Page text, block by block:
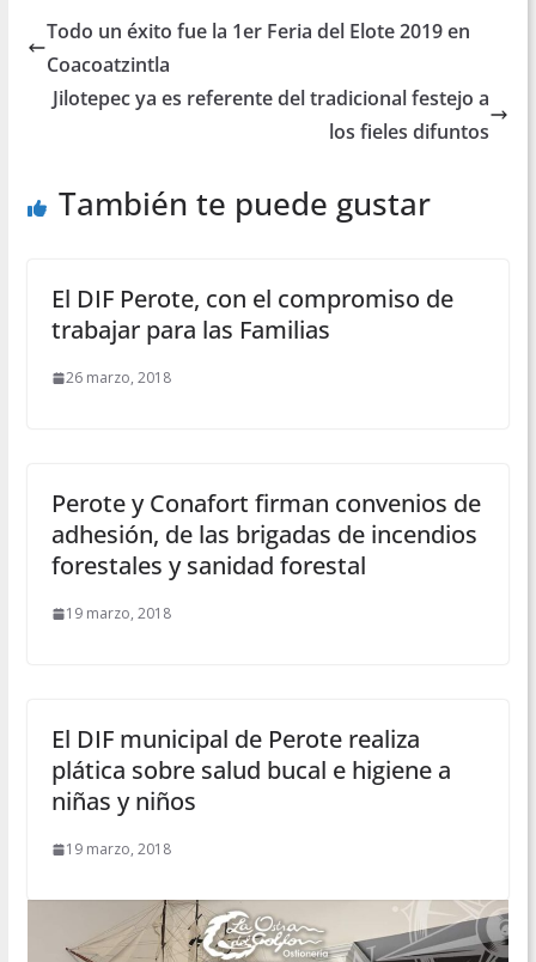
Todo un éxito fue la 1er Feria del Elote 2019 en
Coacoatzintla
Jilotepec ya es referente del tradicional festejo a
los fieles difuntos
También te puede gustar
El DIF Perote, con el compromiso de
trabajar para las Familias
26 marzo, 2018
Perote y Conafort firman convenios de
adhesión, de las brigadas de incendios
forestales y sanidad forestal
19 marzo, 2018
El DIF municipal de Perote realiza
plática sobre salud bucal e higiene a
niñas y niños
19 marzo, 2018